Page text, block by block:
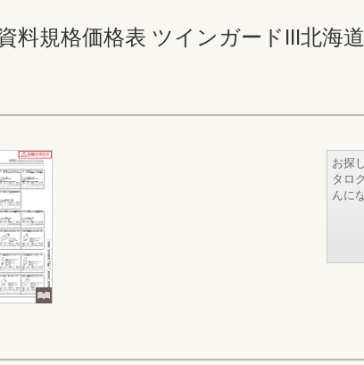
料規格価格表 ツインガードIII北海
お探
タロ
んに